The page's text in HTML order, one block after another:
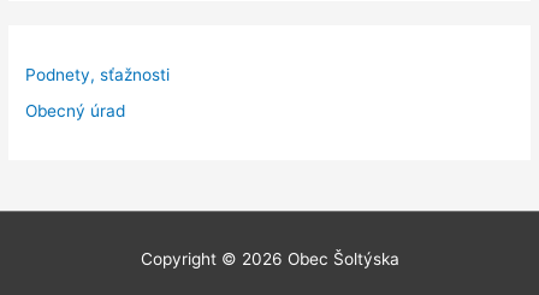
Podnety, sťažnosti
Obecný úrad
Copyright © 2026 Obec Šoltýska